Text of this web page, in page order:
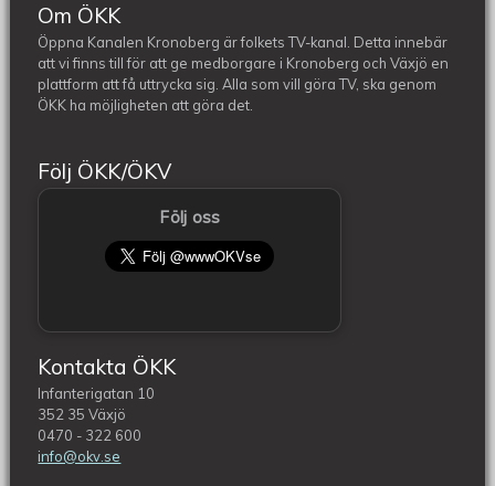
Om ÖKK
Öppna Kanalen Kronoberg är folkets TV-kanal. Detta innebär
att vi finns till för att ge medborgare i Kronoberg och Växjö en
plattform att få uttrycka sig. Alla som vill göra TV, ska genom
ÖKK ha möjligheten att göra det.
Följ ÖKK/ÖKV
Följ oss
Kontakta ÖKK
Infanterigatan 10
352 35 Växjö
0470 - 322 600
info@okv.se